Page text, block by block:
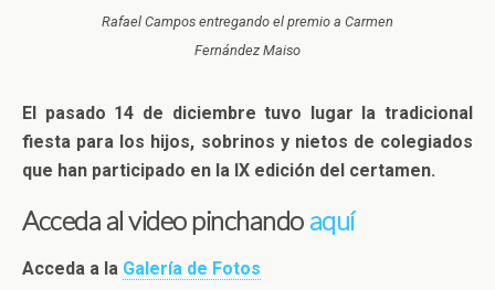
Rafael Campos entregando el premio a Carmen
Fernández Maiso
El pasado 14 de diciembre tuvo lugar la tradicional
fiesta para los hijos, sobrinos y nietos de colegiados
que han participado en la IX edición del certamen.
Acceda al video pinchandoaquí
Acceda a la Galería de Fotos